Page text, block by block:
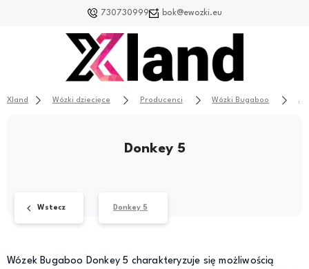
730730999 bok@ewozki.eu
Xland Wózki dziecięce Producenci Wózki Bugaboo
Donkey 5
Wstecz Donkey 5
Wózek Bugaboo Donkey 5 charakteryzuje się możliwością